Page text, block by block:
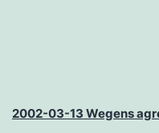
2002-03-13 Wegens